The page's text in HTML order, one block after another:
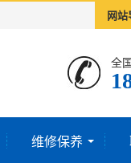
网站
全
维修保养